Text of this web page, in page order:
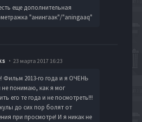
еще дополнительная
"анингаак"/"aningaaq"
23 марта 2017 16:23
Фильм 2013-го года и я ОЧЕНЬ
понимаю, как я мог
его те года и не посмотреть!!!
до сих пор болят от
при просмотре! И я никак не